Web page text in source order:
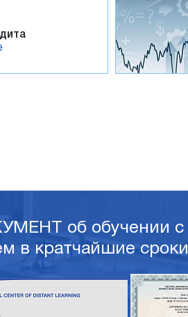
об обучении с
в кратчайшие сроки